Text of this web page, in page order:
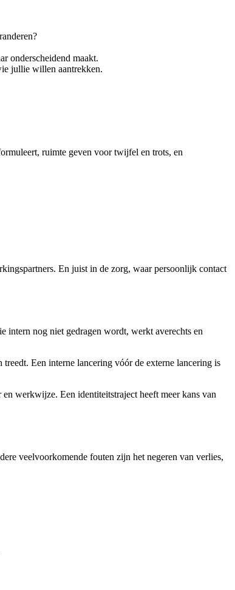
onderscheidend maakt.
jullie willen aantrekken.
ruimte geven voor twijfel en trots, en
En juist in de zorg, waar persoonlijk contact
intern nog niet gedragen wordt, werkt averechts en
Een interne lancering vóór de externe lancering is
werkwijze. Een identiteitstraject heeft meer kans van
veelvoorkomende fouten zijn het negeren van verlies,